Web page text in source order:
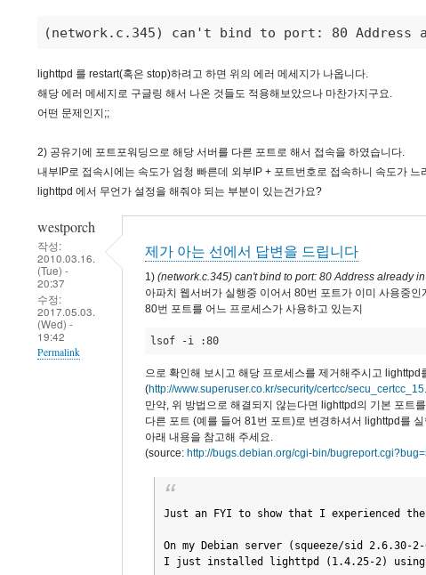
(network.c.345) can't bind to port: 80 Address
lighttpd 를 restart(혹은 stop)하려고 하면 위의 에러 메세지가 나옵니다.
해당 에러 메세지로 구글링 해서 나온 것들도 적용해보았으나 마찬가지구요.
어떤 문제인지;;
2) 공유기에 포트포워딩으로 해당 서버를 다른 포트로 해서 접속을 하였습니다.
내부IP로 접속시에는 속도가 엄청 빠른데 외부IP + 포트번호로 접속하니 속도가 느
lighttpd 에서 무언가 설정을 해줘야 되는 부분이 있는건가요?
westporch
작성:
2010.03.16.
(Tue) -
20:37
수정:
2017.05.03.
(Wed) -
19:42
Permalink
제가 아는 선에서 답변을 드립니다
1) (network.c.345) can't bind to port: 80 Address already
아파치 웹서버가 실행중 이어서 80번 포트가 이미 사용중인
80번 포트를 어느 프로세스가 사용하고 있는지
lsof -i :80
으로 확인해 보시고 해당 프로세스를 제거해주시고
(http://www.superuser.co.kr/security/certcc/
만약, 위 방법으로 해결되지 않는다면 lighttpd의 기본 포트
다른 포트 (예를 들어 81번 포트)로 변경하셔서 lighttpd를
아래 내용을 참고해 주세요.
(source: http://bugs.debian.org/cgi-bin/
Just an FYI to show that I experienced the
On my Debian server (squeeze/sid 2.6.30-2-
I just installed lighttpd (1.4.25-2)